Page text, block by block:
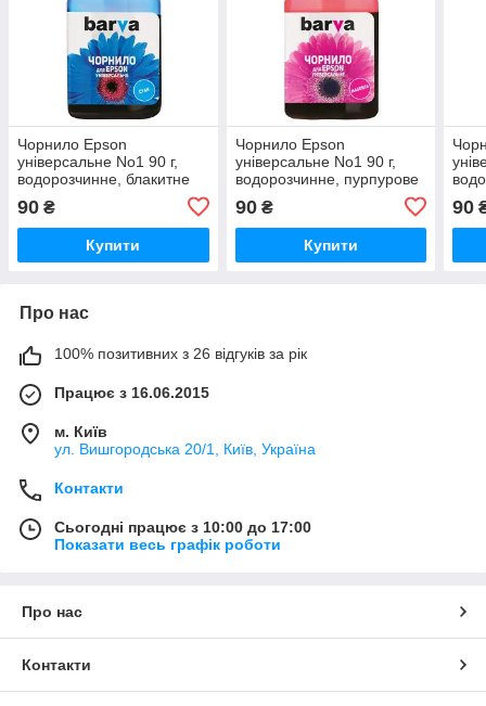
Чорнило Epson
універсальне No1 90 г,
водорозчинне, блакитне
90 ₴
Купити
Чорнило Epson
універсальне No1 90 г,
водорозчинне, пурпурове
90₴
Купити
90
Про нас
100% позитивних з 26 відгуків за рік
Працює з 16.06.2015
м. Київ
ул. Вишгородська 20/1, Київ, Україна
Контакти
Сьогодні працює з 10:00 до 17:00
Показати весь графік роботи
Про нас
Контакти